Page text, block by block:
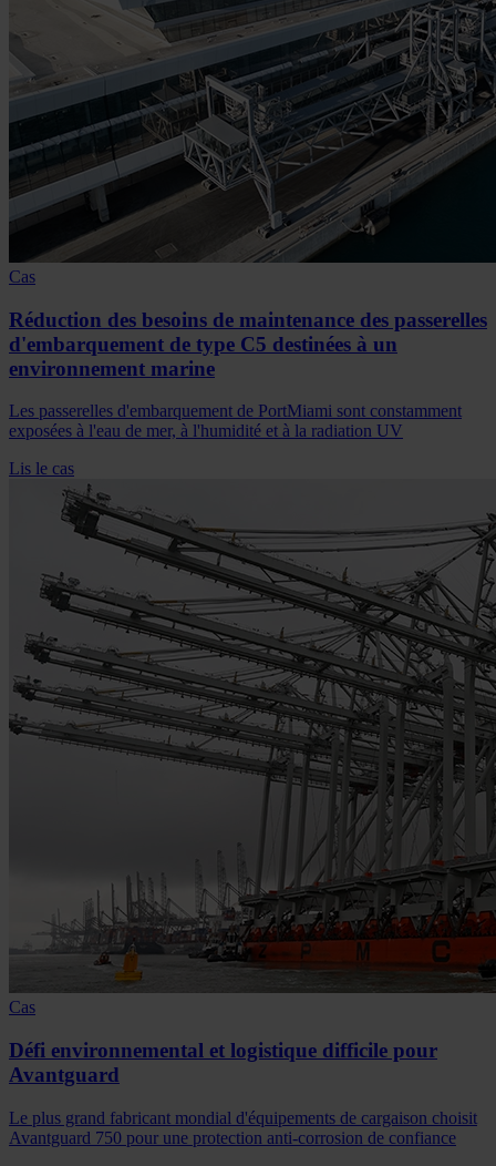
Cas
Réduction des besoins de maintenance des passerelles
d'embarquement de type C5 destinées à un
environnement marine
Les passerelles d'embarquement de PortMiami sont constamment
exposées à l'eau de mer, à l'humidité et à la radiation UV
Lis le cas
Cas
Défi environnemental et logistique difficile pour
Avantguard
Le plus grand fabricant mondial d'équipements de cargaison choisit
Avantguard 750 pour une protection anti-corrosion de confiance